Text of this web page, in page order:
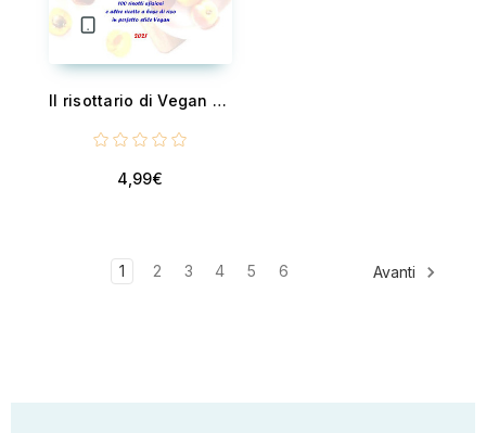
Il risottario di Vegan Channel - 100 risotti sfiziosi e altre ricette a base di riso in perfetto stile Vegan
4,99€
1 2 3 4 5 6 Avanti